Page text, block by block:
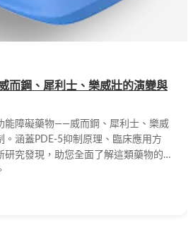
而鋼、犀利士、樂威壯的演變與
能障礙藥物——威而鋼、犀利士、樂威
。涵蓋PDE-5抑制原理、臨床應用方
究發現，助您全面了解這類藥物的正